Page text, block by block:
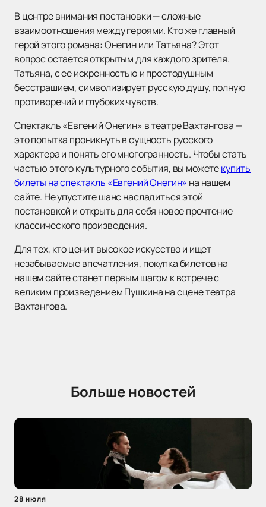
В центре внимания постановки — сложные
взаимоотношения между героями. Кто же главный
герой этого романа: Онегин или Татьяна? Этот
вопрос остается открытым для каждого зрителя.
Татьяна, с ее искренностью и простодушным
бесстрашием, символизирует русскую душу, полную
противоречий и глубоких чувств.
Спектакль «Евгений Онегин» в театре Вахтангова —
это попытка проникнуть в сущность русского
характера и понять его многогранность. Чтобы стать
частью этого культурного события, вы можетекупить
билеты на спектакль «Евгений Онегин» на нашем
сайте. Не упустите шанс насладиться этой
постановкой и открыть для себя новое прочтение
классического произведения.
Для тех, кто ценит высокое искусство и ищет
незабываемые впечатления, покупка билетов на
нашем сайте станет первым шагом к встрече с
великим произведением Пушкина на сцене театра
Вахтангова.
Больше новостей
28 июля